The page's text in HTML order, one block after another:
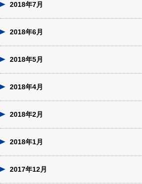
2018年7月
2018年6月
2018年5月
2018年4月
2018年2月
2018年1月
2017年12月